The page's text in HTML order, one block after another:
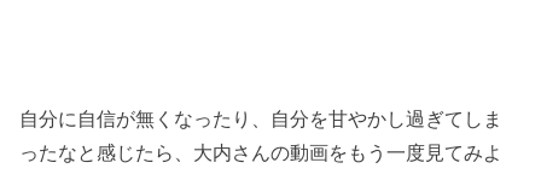
自分に自信が無くなったり、自分を甘やかし過ぎてしま
ったなと感じたら、大内さんの動画をもう一度見てみよ